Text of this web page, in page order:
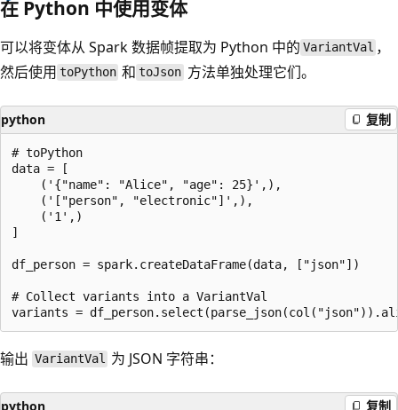
在 Python 中使用变体
可以将变体从 Spark 数据帧提取为 Python 中的 VariantVal ，
然后使用 toPython 和 toJson 方法单独处理它们。
python 复制
# toPython
data = [
    ('{"name": "Alice", "age": 25}',),
    ('["person", "electronic"]',),
    ('1',)
]
df_person = spark.createDataFrame(data, ["json"])
# Collect variants into a VariantVal
输出 VariantVal 为 JSON 字符串：
python 复制